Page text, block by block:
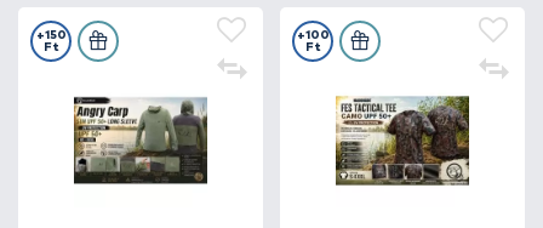
+150
Ft
+100
Ft